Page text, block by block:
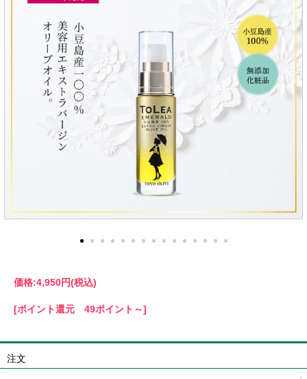
価格:4,950円(税込)
[ポイント還元 49ポイント～]
注文